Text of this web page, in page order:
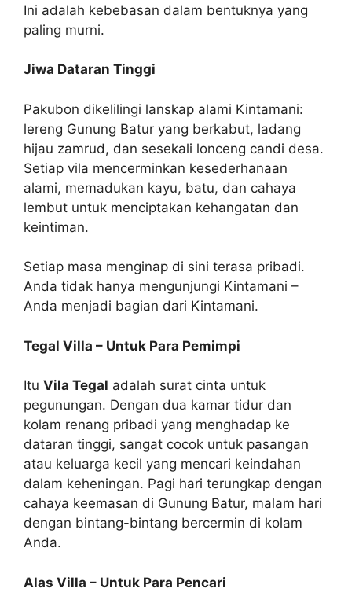
Ini adalah kebebasan dalam bentuknya yang
paling murni.
Jiwa Dataran Tinggi
Pakubon dikelilingi lanskap alami Kintamani:
lereng Gunung Batur yang berkabut, ladang
hijau zamrud, dan sesekali lonceng candi desa.
Setiap vila mencerminkan kesederhanaan
alami, memadukan kayu, batu, dan cahaya
lembut untuk menciptakan kehangatan dan
keintiman.
Setiap masa menginap di sini terasa pribadi.
Anda tidak hanya mengunjungi Kintamani –
Anda menjadi bagian dari Kintamani.
Tegal Villa – Untuk Para Pemimpi
Itu Vila Tegal adalah surat cinta untuk
pegunungan. Dengan dua kamar tidur dan
kolam renang pribadi yang menghadap ke
dataran tinggi, sangat cocok untuk pasangan
atau keluarga kecil yang mencari keindahan
dalam keheningan. Pagi hari terungkap dengan
cahaya keemasan di Gunung Batur, malam hari
dengan bintang-bintang bercermin di kolam
Anda.
Alas Villa – Untuk Para Pencari